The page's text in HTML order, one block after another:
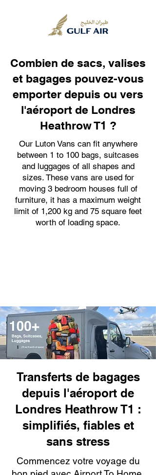
Combien de sacs, valises
et bagages pouvez-vous
emporter depuis ou vers
l'aéroport de Londres
Heathrow T1 ?
Our Luton Vans can fit anywhere
between 1 to 100 bags, suitcases
and luggages of all shapes and
sizes. These vans are used for
moving 3 bedroom houses full of
furniture, it has a maximum weight
limit of 1,200 kg and 75 square feet
worth of loading space.
Transferts de bagages
depuis l'aéroport de
Londres Heathrow T1 :
simplifiés, fiables et
sans stress
Commencez votre voyage du